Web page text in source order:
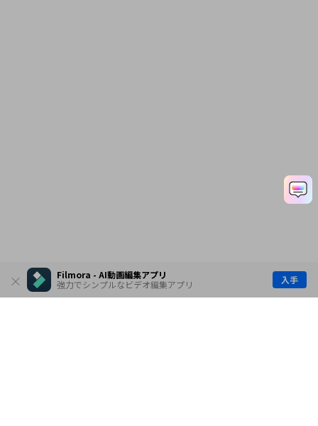
Filmora - AI動画編集アプリ
強力でシンプルなビデオ編集アプリ
入手